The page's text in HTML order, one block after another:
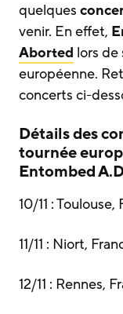
quelques
venir. En effet,
Aborted lors
européenne.
concerts ci-
Détails des
tournée
Entombed
10/11 :
11/11 : Niort,
12/11 : Rennes,